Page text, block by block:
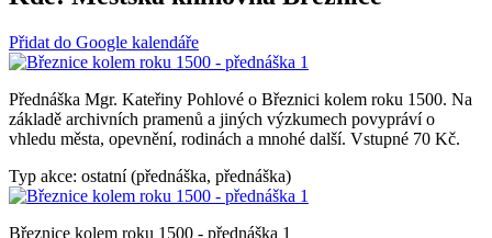
Přidat do Google kalendáře
Přednáška Mgr. Kateřiny Pohlové o Březnici kolem roku 1500. Na
základě archivních pramenů a jiných výzkumech povypráví o
vhledu města, opevnění, rodinách a mnohé další. Vstupné 70 Kč.
Typ akce: ostatní (přednáška, přednáška)
Březnice kolem roku 1500 - přednáška 1